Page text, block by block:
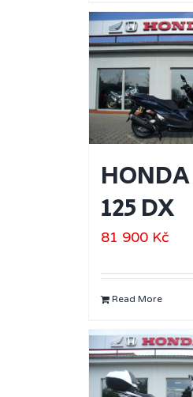
125 DX
81 900 Kč
Read More